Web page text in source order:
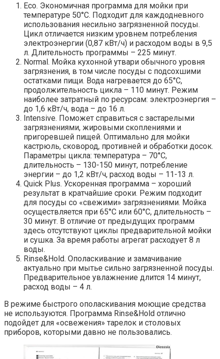
Eco. Экономичная программа для мойки при
температуре 50°С. Подходит для каждодневного
использования несильно загрязненной посуды.
Цикл отличается низким уровнем потребления
электроэнергии (0,87 кВт/ч) и расходом воды в 9,5
л. Длительность программы – 225 минут.
Normal. Мойка кухонной утвари обычного уровня
загрязнения, в том числе посуды с подсохшими
остатками пищи. Вода нагревается до 65°С,
продолжительность цикла – 110 минут. Режим
наиболее затратный по ресурсам: электроэнергия –
до 1,6 кВт/ч, вода – до 16 л.
Intensive. Поможет справиться с застарелыми
загрязнениями, жировыми скоплениями и
пригоревшей пищей. Оптимально для мойки
кастрюль, сковород, противней и обработки досок.
Параметры цикла: температура – 70°С,
длительность – 130-150 минут, потребление
энергии – до 1,2 кВт/ч, расход воды – 11-13 л.
Quick Plus. Ускоренная программа – хороший
результат в кратчайшие сроки. Режим подходит
для посуды со «свежими» загрязнениями. Мойка
осуществляется при 65°С или 60°С, длительность –
30 минут. В отличие от предыдущих программ
здесь отсутствуют циклы предварительной мойки
и сушка. За время работы агрегат расходует 8 л
воды.
Rinse&Hold. Ополаскивание и замачивание
актуально при мытье сильно загрязненной посуды.
Предварительное увлажнение длится 14 минут,
расход воды – 4 л.
В режиме быстрого ополаскивания моющие средства
не используются. Программа Rinse&Hold отлично
подойдет для «освежения» тарелок и столовых
приборов, которыми давно не пользовались.